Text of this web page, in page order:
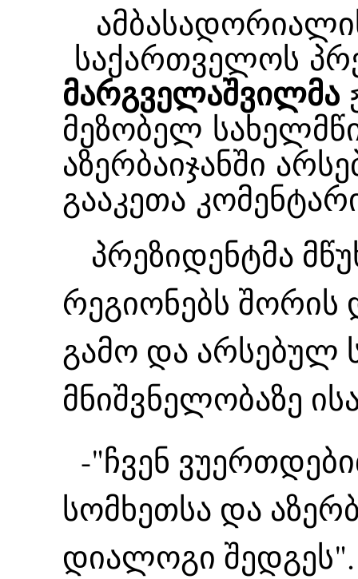
საქართველოს
მარგველაშვილმა
მეზობელ
აზერბაიჯანში
გააკეთა
პრეზიდენტმა
რეგიონებს
გამო და არსებულ
მნიშვნელობაზე
-"ჩვენ
სომხეთსა და
დიალოგი შედგეს".